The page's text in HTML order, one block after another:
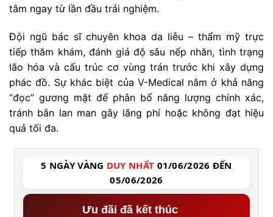
tâm ngay từ lần đầu trải nghiệm.
Đội ngũ bác sĩ chuyên khoa da liễu – thẩm mỹ trực
tiếp thăm khám, đánh giá độ sâu nếp nhăn, tình trạng
lão hóa và cấu trúc cơ vùng trán trước khi xây dựng
phác đồ. Sự khác biệt của V-Medical nằm ở khả năng
“đọc” gương mặt để phân bổ năng lượng chính xác,
tránh bắn lan man gây lãng phí hoặc không đạt hiệu
quả tối đa.
5 NGÀY VÀNG DUY NHẤT 01/06/2026 ĐẾN
05/06/2026
Ưu đãi đã kết thúc